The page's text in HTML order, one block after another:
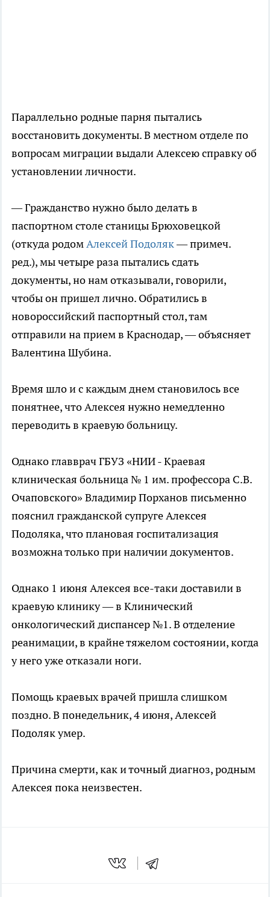
Параллельно родные парня пытались
восстановить документы. В местном отделе по
вопросам миграции выдали Алексею справку об
установлении личности.
— Гражданство нужно было делать в
паспортном столе станицы Брюховецкой
(откуда родомАлексей Подоляк— примеч.
ред.), мы четыре раза пытались сдать
документы, но нам отказывали, говорили,
чтобы он пришел лично. Обратились в
новороссийский паспортный стол, там
отправили на прием в Краснодар, — объясняет
Валентина Шубина.
Время шло и с каждым днем становилось все
понятнее, что Алексея нужно немедленно
переводить в краевую больницу.
Однако главврач ГБУЗ «НИИ - Краевая
клиническая больница № 1 им. профессора С.В.
Очаповского» Владимир Порханов письменно
пояснил гражданской супруге Алексея
Подоляка, что плановая госпитализация
возможна только при наличии документов.
Однако 1 июня Алексея все-таки доставили в
краевую клинику — в Клинический
онкологический диспансер №1. В отделение
реанимации, в крайне тяжелом состоянии, когда
у него уже отказали ноги.
Помощь краевых врачей пришла слишком
поздно. В понедельник, 4 июня, Алексей
Подоляк умер.
Причина смерти, как и точный диагноз, родным
Алексея пока неизвестен.